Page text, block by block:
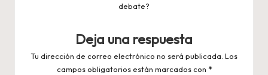
debate?
Deja una respuesta
Tu dirección de correo electrónico no será publicada. Los
campos obligatorios están marcados con *